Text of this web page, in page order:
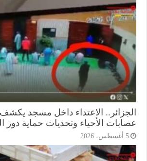
الاعتداء داخل مسجد يكشف
الأحياء وتحديات حماية دور